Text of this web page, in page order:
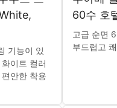
기능이 있
이트 컬러
안한 착용
60수 호
고급 순면
부드럽고